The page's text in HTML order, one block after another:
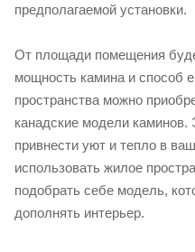
предполагаемой установки.
От площади помещения
мощность камина и способ
пространства можно
канадские модели каминов.
привнести уют и тепло в
использовать жилое
подобрать себе модель,
дополнять интерьер.